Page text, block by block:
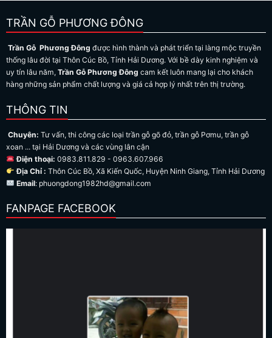
TRẦN GỖ PHƯƠNG ĐÔNG
Trần Gỗ Phương Đông được hình thành và phát triển tại làng mộc truyền
thống lâu đời tại Thôn Cúc Bồ, Tỉnh Hải Dương. Với bề dày kinh nghiệm và
uy tín lâu năm, Trần Gỗ Phương Đông cam kết luôn mang lại cho khách
hàng những sản phẩm chất lượng và giá cả hợp lý nhất trên thị trường.
THÔNG TIN
Chuyên: Tư vấn, thi công các loại trần gỗ gõ đỏ, trần gỗ Pơmu, trần gỗ
xoan ... tại Hải Dương và các vùng lân cận
Điện thoại: 0983.811.829 - 0963.607.966
Địa Chỉ : Thôn Cúc Bồ, Xã Kiến Quốc, Huyện Ninh Giang, Tỉnh Hải Dương
Email: phuongdong1982hd@gmail.com
FANPAGE FACEBOOK